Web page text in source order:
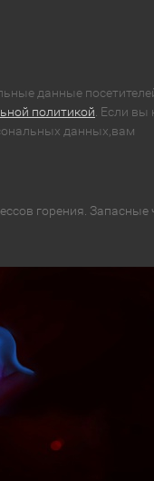
данные
политикой . Если вы
данных,вам
горения. Запасные